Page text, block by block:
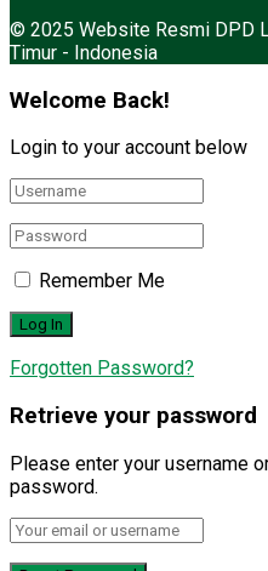
© 2025 Website Resmi DPD
Timur - Indonesia
Welcome Back!
Login to your account below
Remember Me
Forgotten Password?
Retrieve your password
Please enter your username
password.